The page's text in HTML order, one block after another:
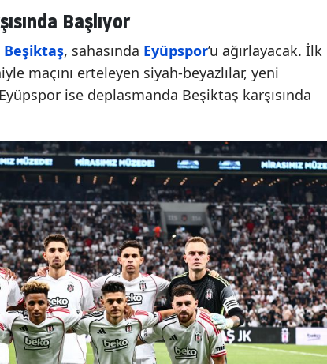
Başlıyor
Beşiktaş, sahasında Eyüpspor’u ağırlayacak. İlk
maçını erteleyen siyah-beyazlılar, yeni
ise deplasmanda Beşiktaş karşısında